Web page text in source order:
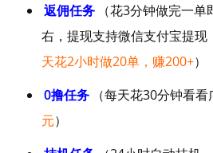
返佣任务 （花3分钟做完一
右，提现支持微信支付宝提现
天花2小时做20单，赚200+）
0撸任务 （每天花30分钟看
元）